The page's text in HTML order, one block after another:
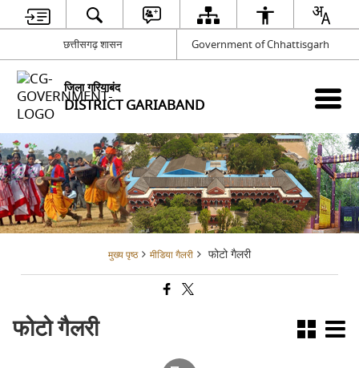
छत्तीसगढ़ शासन Government of Chhattisgarh
जिला गरियाबंद
DISTRICT GARIABAND
मुख्य पृष्ठ मीडिया गैलरी फोटो गैलरी
फोटो गैलरी